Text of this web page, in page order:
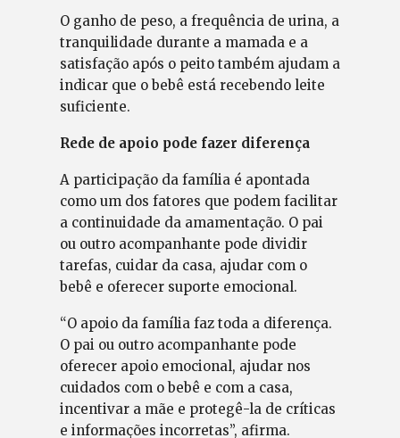
O ganho de peso, a frequência de urina, a
tranquilidade durante a mamada e a
satisfação após o peito também ajudam a
indicar que o bebê está recebendo leite
suficiente.
Rede de apoio pode fazer diferença
A participação da família é apontada
como um dos fatores que podem facilitar
a continuidade da amamentação. O pai
ou outro acompanhante pode dividir
tarefas, cuidar da casa, ajudar com o
bebê e oferecer suporte emocional.
“O apoio da família faz toda a diferença.
O pai ou outro acompanhante pode
oferecer apoio emocional, ajudar nos
cuidados com o bebê e com a casa,
incentivar a mãe e protegê-la de críticas
e informações incorretas”, afirma.